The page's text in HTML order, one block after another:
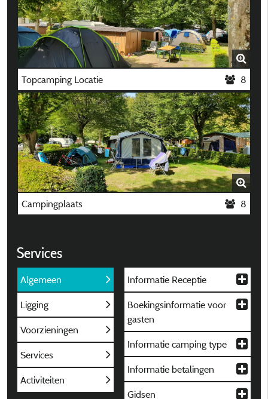
Topcamping Locatie 8
Campingplaats 8
Services
Algemeen
Ligging
Voorzieningen
Services
Activiteiten
Informatie Receptie
Boekingsinformatie voor
gasten
Informatie camping type
Informatie betalingen
Gidsen